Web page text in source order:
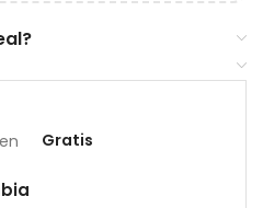
Gratis